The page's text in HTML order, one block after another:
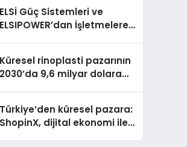
ELSİ Güç Sistemleri ve
ELSIPOWER’dan İşletmelere
Küresel rinoplasti pazarının
2030’da 9,6 milyar dolara
Türkiye’den küresel pazara:
ShopinX, dijital ekonomi ile